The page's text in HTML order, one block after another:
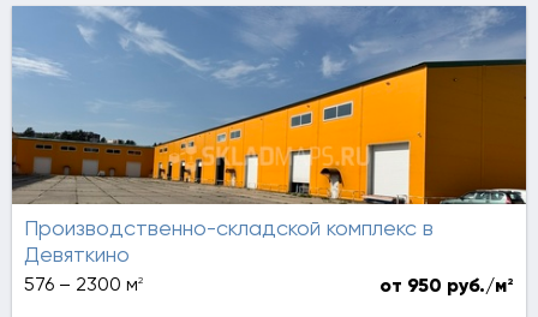
Производственно-складской комплекс в
Девяткино
576 – 2300 м2 от 950 руб./м2